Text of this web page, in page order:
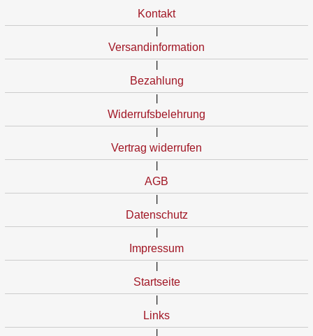
Kontakt
Versandinformation
Bezahlung
Widerrufsbelehrung
Vertrag widerrufen
AGB
Datenschutz
Impressum
Startseite
Links